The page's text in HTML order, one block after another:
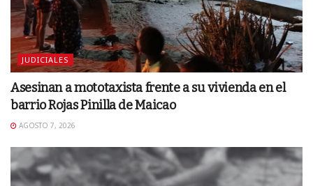
JUDICIALES
Asesinan a mototaxista frente a su vivienda en el
barrio Rojas Pinilla de Maicao
AGOSTO 7, 2026